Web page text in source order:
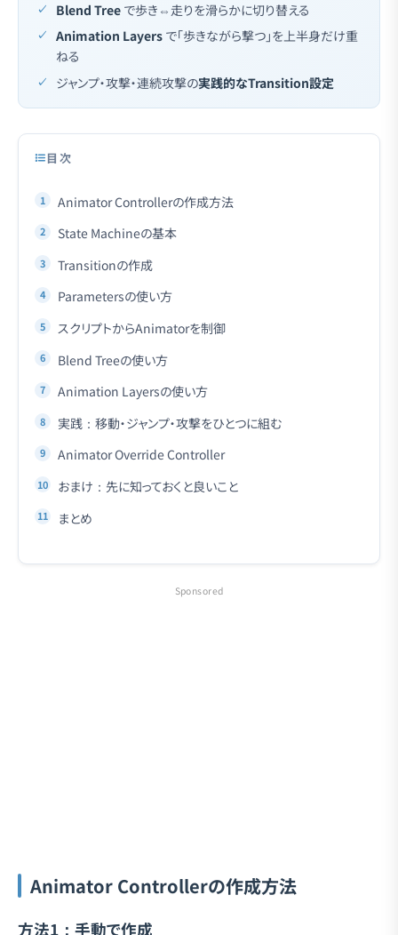
Blend Tree で歩き⇔走りを滑らかに切り替える
Animation Layers で「歩きながら撃つ」を上半身だけ重
ねる
ジャンプ・攻撃・連続攻撃の実践的なTransition設定
目次
Animator Controllerの作成方法
State Machineの基本
Transitionの作成
Parametersの使い方
スクリプトからAnimatorを制御
Blend Treeの使い方
Animation Layersの使い方
実践：移動・ジャンプ・攻撃をひとつに組む
Animator Override Controller
おまけ：先に知っておくと良いこと
まとめ
Sponsored
Animator Controllerの作成方法
方法1：手動で作成